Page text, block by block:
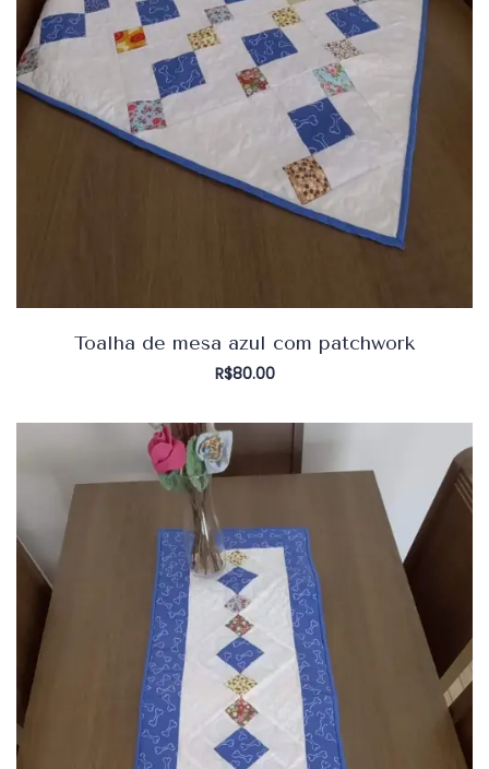
Toalha de mesa azul com patchwork
R$80.00